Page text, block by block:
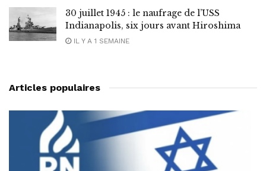
30 juillet 1945 : le naufrage de l’USS
Indianapolis, six jours avant Hiroshima
IL Y A 1 SEMAINE
Articles populaires